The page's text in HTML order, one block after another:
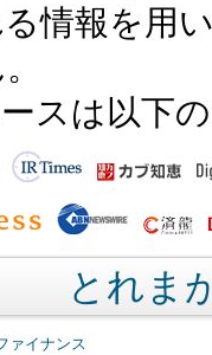
情報を用
スは以下
とれま
ァイナンス